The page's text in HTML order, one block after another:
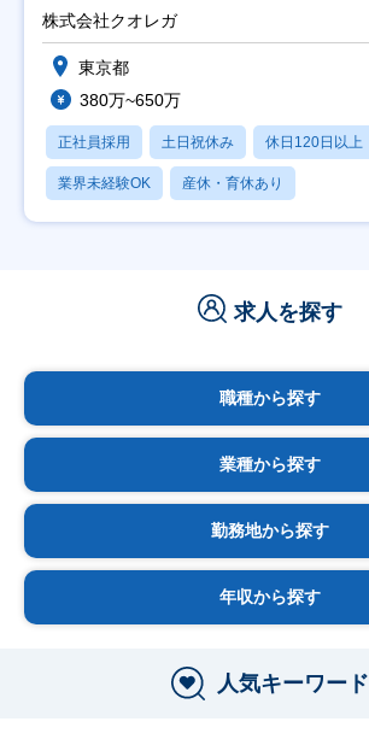
株式会社クオレガ
東京都
380万~650万
正社員採用 土日祝休み 休日120日以上
業界未経験OK 産休・育休あり
求人を探す
職種から探す
業種から探す
勤務地から探す
年収から探す
人気キーワード